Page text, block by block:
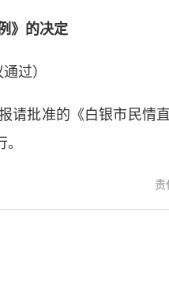
》的决定
过）
请批准的《白银市民情
责